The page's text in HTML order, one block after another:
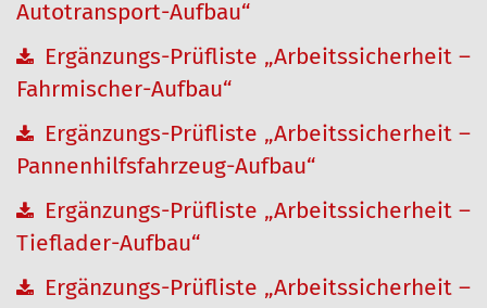
Autotransport-Aufbau“
Ergänzungs-Prüfliste „Arbeitssicherheit –
Fahrmischer-Aufbau“
Ergänzungs-Prüfliste „Arbeitssicherheit –
Pannenhilfsfahrzeug-Aufbau“
Ergänzungs-Prüfliste „Arbeitssicherheit –
Tieflader-Aufbau“
Ergänzungs-Prüfliste „Arbeitssicherheit –